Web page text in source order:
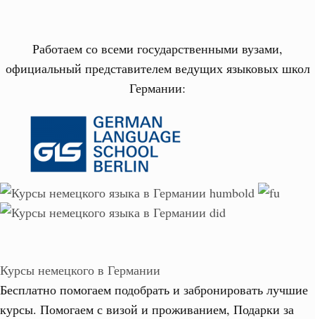
Работаем со всеми государственными вузами,
официальный представителем ведущих языковых школ
Германии:
Курсы немецкого в Германии
Бесплатно помогаем подобрать и забронировать лучшие
курсы. Помогаем с визой и проживанием, Подарки за